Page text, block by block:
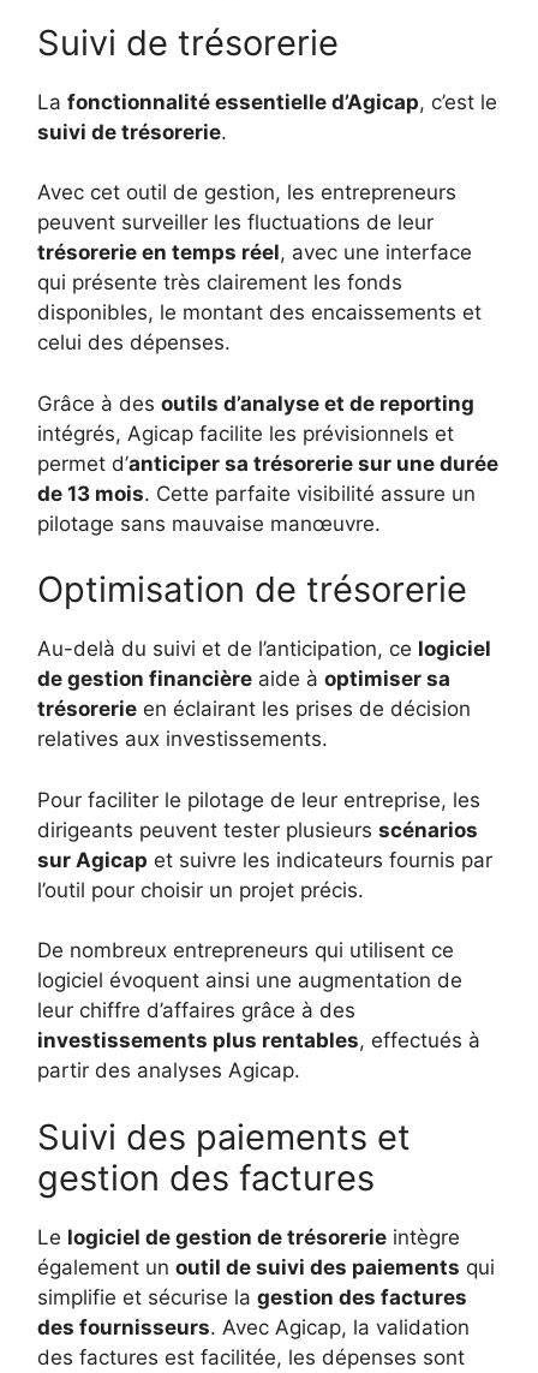
Suivi de trésorerie
La fonctionnalité essentielle d’Agicap, c’est le
suivi de trésorerie.
Avec cet outil de gestion, les entrepreneurs
peuvent surveiller les fluctuations de leur
trésorerie en temps réel, avec une interface
qui présente très clairement les fonds
disponibles, le montant des encaissements et
celui des dépenses.
Grâce à des outils d’analyse et de reporting
intégrés, Agicap facilite les prévisionnels et
permet d’anticiper sa trésorerie sur une durée
de 13 mois. Cette parfaite visibilité assure un
pilotage sans mauvaise manœuvre.
Optimisation de trésorerie
Au-delà du suivi et de l’anticipation, ce logiciel
de gestion financière aide à optimiser sa
trésorerie en éclairant les prises de décision
relatives aux investissements.
Pour faciliter le pilotage de leur entreprise, les
dirigeants peuvent tester plusieurs scénarios
sur Agicap et suivre les indicateurs fournis par
l’outil pour choisir un projet précis.
De nombreux entrepreneurs qui utilisent ce
logiciel évoquent ainsi une augmentation de
leur chiffre d’affaires grâce à des
investissements plus rentables, effectués à
partir des analyses Agicap.
Suivi des paiements et
gestion des factures
Le logiciel de gestion de trésorerie intègre
également un outil de suivi des paiements qui
simplifie et sécurise la gestion des factures
des fournisseurs. Avec Agicap, la validation
des factures est facilitée, les dépenses sont